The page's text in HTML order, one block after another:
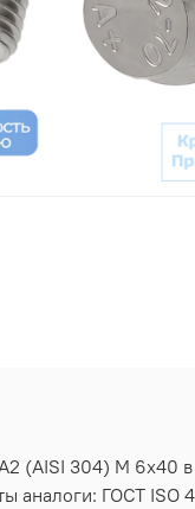
(AISI 304) M 6х40
аналоги: ГОСТ